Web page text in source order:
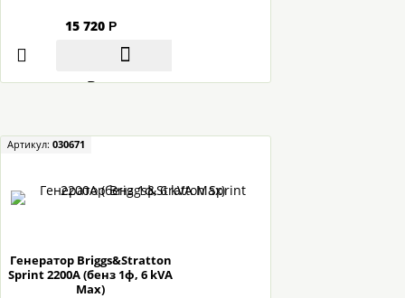
15 720 Р
В корзину
Генератор Briggs&Stratton
Sprint 2200A (бенз 1ф, 6 kVA
Max)
Артикул: 030671